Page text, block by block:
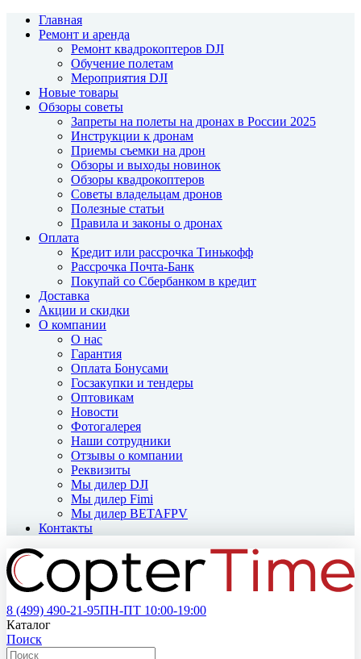
Главная
Ремонт и аренда
Ремонт квадрокоптеров DJI
Обучение полетам
Мероприятия DJI
Новые товары
Обзоры советы
Запреты на полеты на дронах в России 2025
Инструкции к дронам
Приемы съемки на дрон
Обзоры и выходы новинок
Обзоры квадрокоптеров
Советы владельцам дронов
Полезные статьи
Правила и законы о дронах
Оплата
Кредит или рассрочка Тинькофф
Рассрочка Почта-Банк
Покупай со Сбербанком в кредит
Доставка
Акции и скидки
О компании
О нас
Гарантия
Оплата Бонусами
Госзакупки и тендеры
Оптовикам
Новости
Фотогалерея
Наши сотрудники
Отзывы о компании
Реквизиты
Мы дилер DJI
Мы дилер Fimi
Мы дилер BETAFPV
Контакты
8 (499) 490-21-95ПН-ПТ 10:00-19:00
Каталог
Поиск